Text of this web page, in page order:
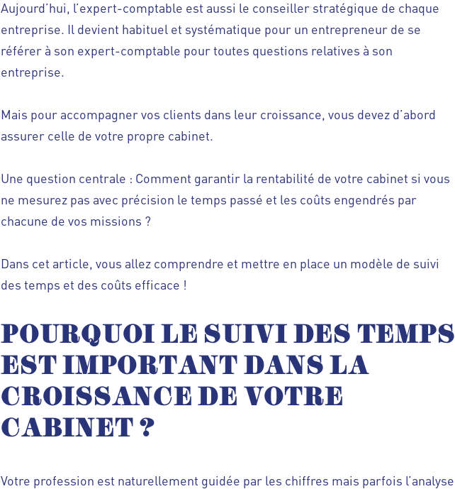
Aujourd’hui, l’expert-comptable est aussi le conseiller stratégique de chaque
entreprise. Il devient habituel et systématique pour un entrepreneur de se
référer à son expert-comptable pour toutes questions relatives à son
entreprise.
Mais pour accompagner vos clients dans leur croissance, vous devez d’abord
assurer celle de votre propre cabinet.
Une question centrale : Comment garantir la rentabilité de votre cabinet si vous
ne mesurez pas avec précision le temps passé et les coûts engendrés par
chacune de vos missions ?
Dans cet article, vous allez comprendre et mettre en place un modèle de suivi
des temps et des coûts efficace !
POURQUOI LE SUIVI DES TEMPS
EST IMPORTANT DANS LA
CROISSANCE DE VOTRE
CABINET ?
Votre profession est naturellement guidée par les chiffres mais parfois l’analyse